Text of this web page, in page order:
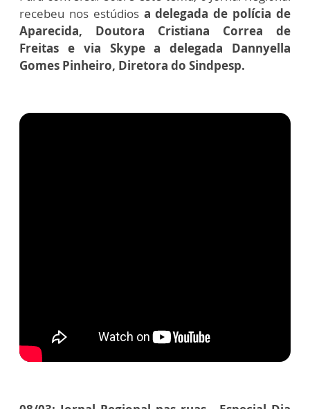
recebeu nos estúdios a delegada de polícia de
Aparecida, Doutora Cristiana Correa de
Freitas e via Skype a delegada Dannyella
Gomes Pinheiro, Diretora do Sindpesp.